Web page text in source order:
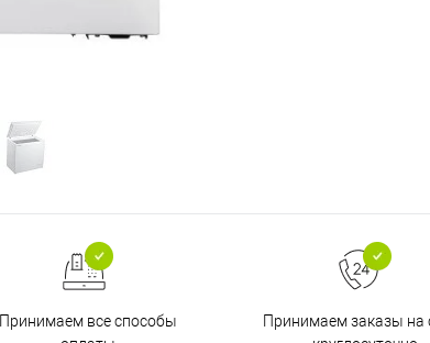
Принимаем все способы
Принимаем заказы на